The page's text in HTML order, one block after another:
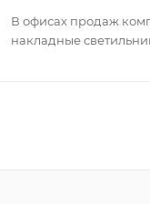
В офисах продаж
накладные